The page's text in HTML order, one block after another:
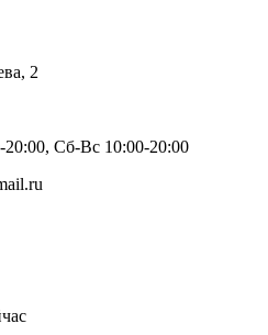
2
Сб-Вс 10:00-20:00